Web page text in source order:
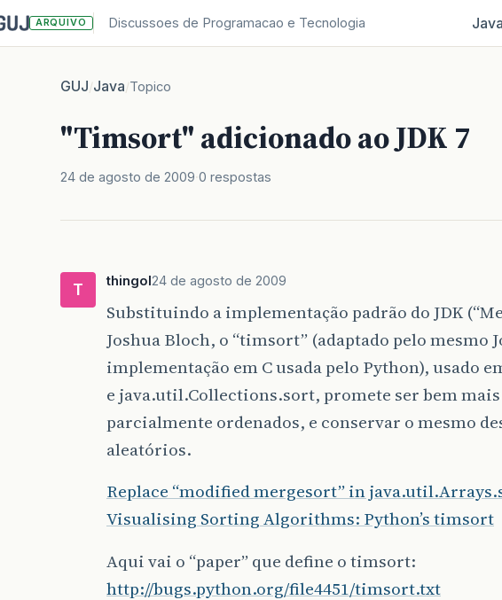
ARQUIVO Discussoes de Programacao e Tecnologia Java
GUJ/Java/Topico
"Timsort" adicionado ao JDK 7
24 de agosto de 2009 0 respostas
T thingol24 de agosto de 2009
Substituindo a implementação padrão do JDK
Joshua Bloch, o “timsort” (adaptado pelo mesmo
implementação em C usada pelo Python), usado
e java.util.Collections.sort, promete ser bem
parcialmente ordenados, e conservar o mesmo
aleatórios.
Replace “modified mergesort” in
Visualising Sorting Algorithms: Python’s timsort
Aqui vai o “paper” que define o timsort:
http://bugs.python.org/file4451/timsort.txt